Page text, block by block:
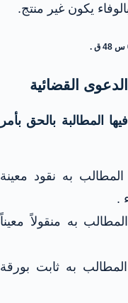
يكون غير منتج.
القضائية
المطالبة بالحق بأمر
به نقود معينة
.
به منقولاً معيناً
به ثابت بورقة